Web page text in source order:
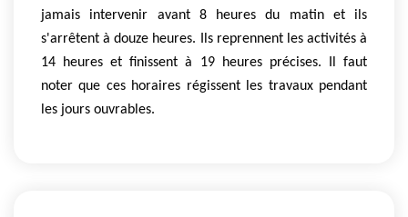
jamais intervenir avant 8 heures du matin et ils
s'arrêtent à douze heures. Ils reprennent les activités à
14 heures et finissent à 19 heures précises. Il faut
noter que ces horaires régissent les travaux pendant
les jours ouvrables.